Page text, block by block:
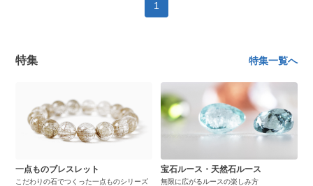
1
特集 特集一覧へ
一点ものブレスレット
こだわりの石でつくった一点ものシリーズ
宝石ルース・天然石ルース
無限に広がるルースの楽しみ方